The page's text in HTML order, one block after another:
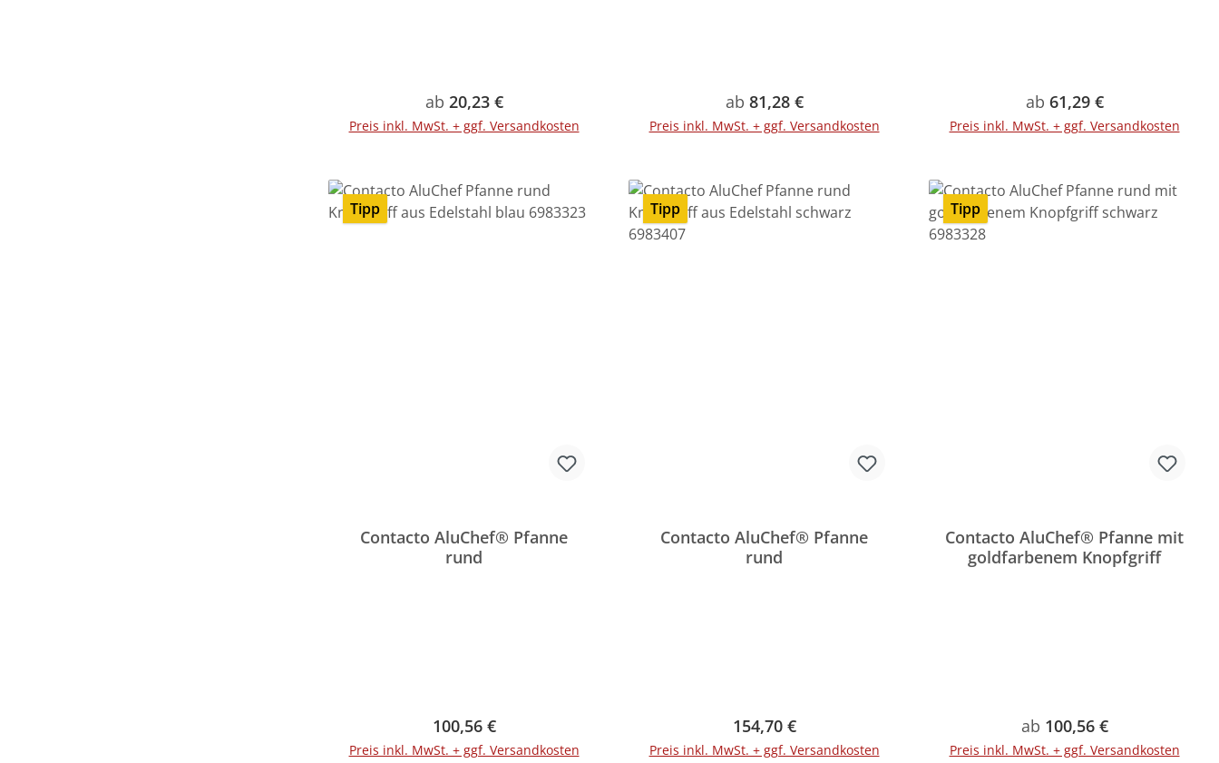
Regulärer Preis:
ab 20,23 €
Preis inkl. MwSt. + ggf. Versandkosten
Regulärer Preis:
ab 81,28 €
Preis inkl. MwSt. + ggf. Versandkosten
Regulärer Preis:
ab 61,29 €
Preis inkl. MwSt. + ggf. Versandkosten
Tipp
Contacto AluChef® Pfanne
rund
Regulärer Preis:
100,56 €
Preis inkl. MwSt. + ggf. Versandkosten
Tipp
Contacto AluChef® Pfanne
rund
Regulärer Preis:
154,70 €
Preis inkl. MwSt. + ggf. Versandkosten
Tipp
Contacto AluChef® Pfanne mit
goldfarbenem Knopfgriff
Regulärer Preis:
ab 100,56 €
Preis inkl. MwSt. + ggf. Versandkosten